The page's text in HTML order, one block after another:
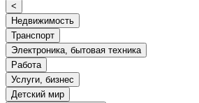
<
Недвижимость
Транспорт
Электроника, бытовая техника
Работа
Услуги, бизнес
Детский мир